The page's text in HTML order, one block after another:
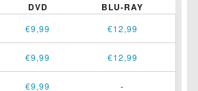
DVD BLU-RAY
€9,99 €12,99
€9,99 €12,99
€9,99 -